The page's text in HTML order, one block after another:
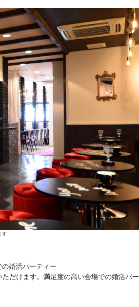
す
婚活パーティー
だけます。満足度の高い会場での婚活パー